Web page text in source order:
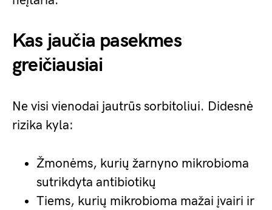
Kas jaučia pasekmes
greičiausiai
Ne visi vienodai jautrūs sorbitoliui. Didesnė
rizika kyla:
Žmonėms, kurių žarnyno mikrobioma
sutrikdyta antibiotikų
Tiems, kurių mikrobioma mažai įvairi ir